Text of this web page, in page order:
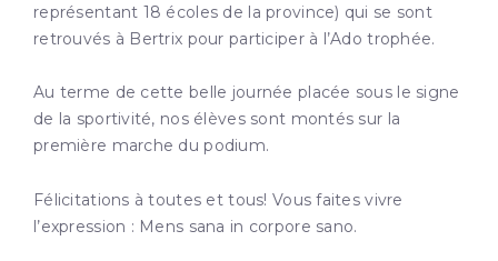
représentant 18 écoles de la province) qui se sont
retrouvés à Bertrix pour participer à l’Ado trophée.
Au terme de cette belle journée placée sous le signe
de la sportivité, nos élèves sont montés sur la
première marche du podium.
Félicitations à toutes et tous! Vous faites vivre
l’expression : Mens sana in corpore sano.